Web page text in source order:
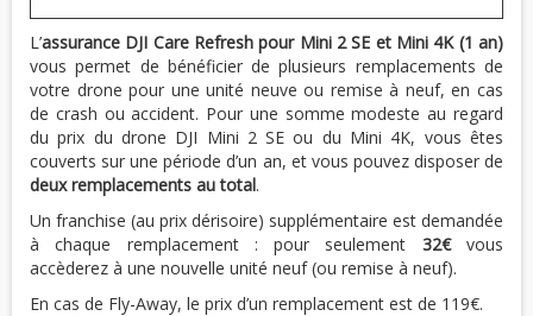
L’assurance DJI Care Refresh pour Mini 2 SE et Mini 4K(1 an)
vous permet de bénéficier de plusieurs remplacements de
votre drone pour une unité neuve ou remise à neuf, en cas
de crash ou accident. Pour une somme modeste au regard
du prix du drone DJI Mini 2 SE ou du Mini 4K, vous êtes
couverts sur une période d’un an, et vous pouvez disposer de
deux remplacements au total.
Un franchise (au prix dérisoire) supplémentaire est demandée
à chaque remplacement : pour seulement 32€vous
accèderez à une nouvelle unité neuf (ou remise à neuf).
En cas de Fly-Away, le prix d’un remplacement est de 119€.